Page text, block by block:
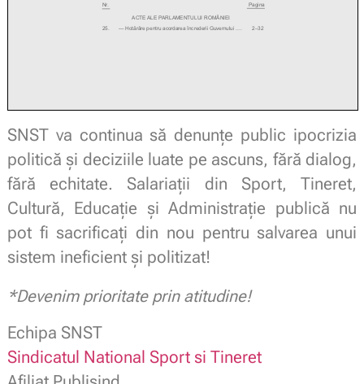
SNST va continua să denunțe public ipocrizia
politică și deciziile luate pe ascuns, fără dialog,
fără echitate. Salariații din Sport, Tineret,
Cultură, Educație și Administrație publică nu
pot fi sacrificați din nou pentru salvarea unui
sistem ineficient și politizat!
*Devenim prioritate prin atitudine!
Echipa SNST
Sindicatul National Sport si Tineret